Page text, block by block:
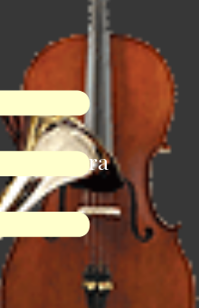
Orchestra